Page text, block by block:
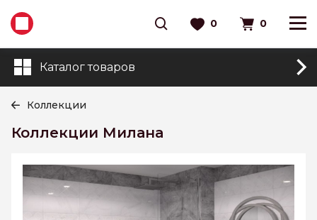
0 0
Каталог товаров
Коллекции
Коллекции Милана